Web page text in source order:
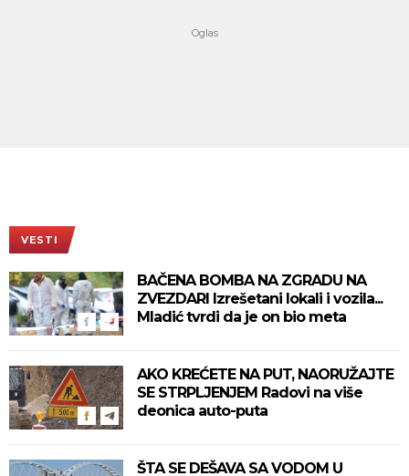
VESTI
BAČENA BOMBA NA ZGRADU NA
ZVEZDARI Izrešetani lokali i vozila...
Mladić tvrdi da je on bio meta
AKO KREĆETE NA PUT, NAORUŽAJTE
SE STRPLJENJEM Radovi na više
deonica auto-puta
ŠTA SE DEŠAVA SA VODOM U